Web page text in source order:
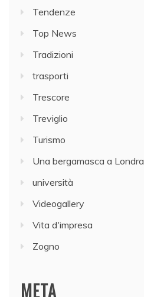
Tendenze
Top News
Tradizioni
trasporti
Trescore
Treviglio
Turismo
Una bergamasca a Londra
università
Videogallery
Vita d'impresa
Zogno
META